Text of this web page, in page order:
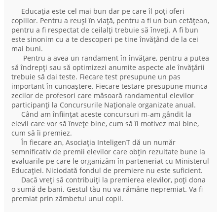
Educația este cel mai bun dar pe care îl poți oferi
copiilor. Pentru a reuși în viață, pentru a fi un bun cetățean,
pentru a fi respectat de ceilalți trebuie să înveți. A fi bun
este sinonim cu a te descoperi pe tine învățând de la cei
mai buni.
Pentru a avea un randament în învățare, pentru a putea
să îndrepți sau să optimizezi anumite aspecte ale învățării
trebuie să dai teste. Fiecare test presupune un pas
important în cunoaștere. Fiecare testare presupune munca
zecilor de profesori care măsoară randamentul elevilor
participanți la Concursurile Naționale organizate anual.
Când am înființat aceste concursuri m-am gândit la
elevii care vor să învețe bine, cum să îi motivez mai bine,
cum să îi premiez.
În fiecare an, Asociația InteligenT dă un număr
semnificativ de premii elevilor care obțin rezultate bune la
evaluarile pe care le organizăm în parteneriat cu Ministerul
Educației. Niciodată fondul de premiere nu este suficient.
Dacă vreți să contribuiți la premierea elevilor, poți dona
o sumă de bani. Gestul tău nu va rămâne nepremiat. Va fi
premiat prin zâmbetul unui copil.